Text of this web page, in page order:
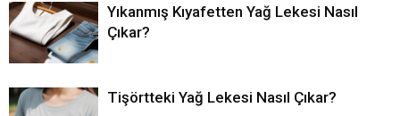
Yıkanmış Kıyafetten Yağ Lekesi Nasıl
Çıkar?
Tişörtteki Yağ Lekesi Nasıl Çıkar?